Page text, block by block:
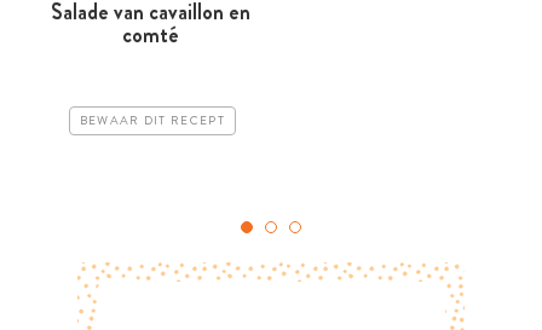
Salade van cavaillon en
comté
BEWAAR DIT RECEPT